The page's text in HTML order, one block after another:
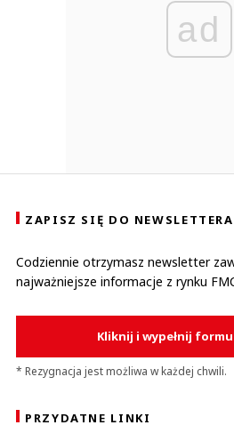
ad
ZAPISZ SIĘ DO NEWSLETTERA
Codziennie otrzymasz newsletter
najważniejsze informacje z rynku
Kliknij i wypełnij
* Rezygnacja jest możliwa w każdej chwili.
PRZYDATNE LINKI